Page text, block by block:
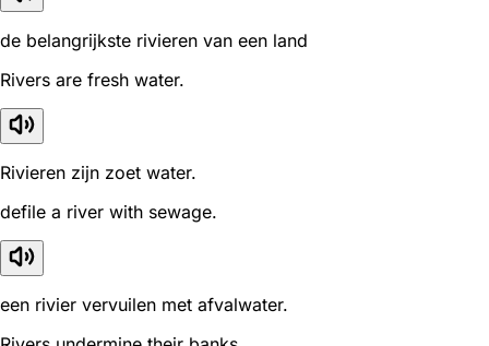
de belangrijkste rivieren van een land
Rivers are fresh water.
Rivieren zijn zoet water.
defile a river with sewage.
een rivier vervuilen met afvalwater.